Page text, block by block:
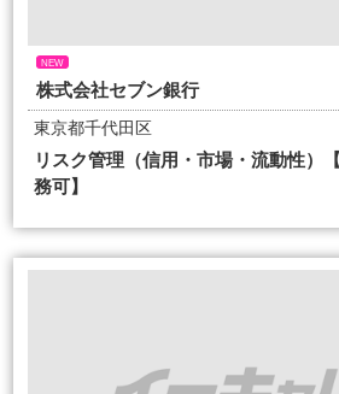
NEW
株式会社セブン銀行
東京都千代田区
リスク管理（信用・市場・流動性）
務可】